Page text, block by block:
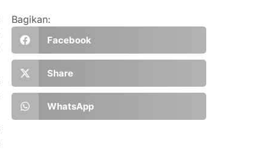
Bagikan:
Facebook
Share
WhatsApp